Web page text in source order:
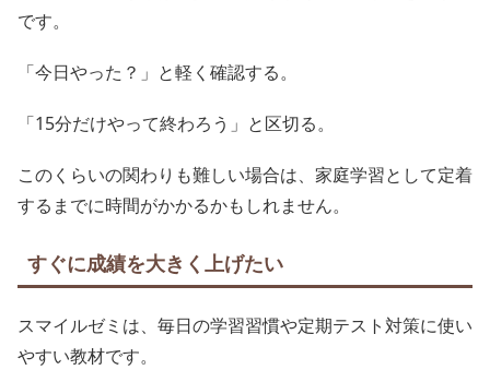
です。
「今日やった？」と軽く確認する。
「15分だけやって終わろう」と区切る。
このくらいの関わりも難しい場合は、家庭学習として定着
するまでに時間がかかるかもしれません。
すぐに成績を大きく上げたい
スマイルゼミは、毎日の学習習慣や定期テスト対策に使い
やすい教材です。